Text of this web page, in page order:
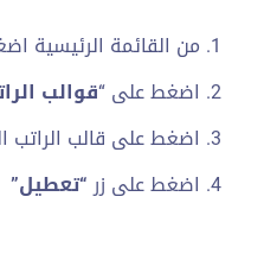
من القائمة الرئيسية
اضغط على “قوالب
اضغط على قالب الراتب
اضغط على زر“تعطيل”